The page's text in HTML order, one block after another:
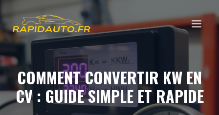
contenu
COMMENT CONVERTIR KW EN
CV : GUIDE SIMPLE ET RAPIDE